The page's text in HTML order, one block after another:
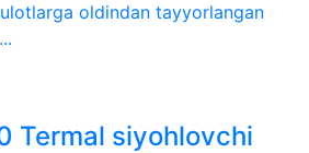
oldindan tayyorlangan
Termal siyohlovchi